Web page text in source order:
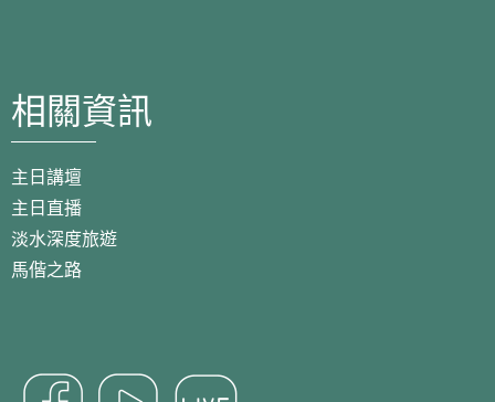
相關資訊
主日講壇
主日直播
淡水深度旅遊
馬偕之路